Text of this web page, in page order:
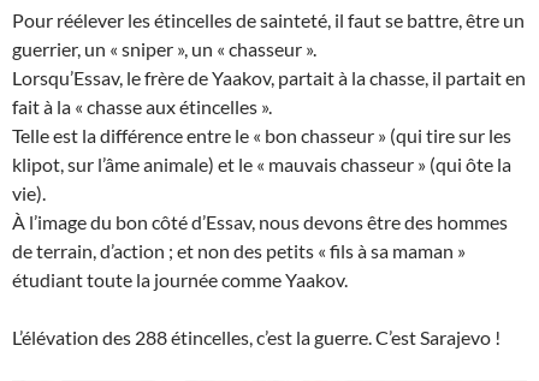
Pour réélever les étincelles de sainteté, il faut se battre, être un
guerrier, un « sniper », un « chasseur ».
Lorsqu’Essav, le frère de Yaakov, partait à la chasse, il partait en
fait à la « chasse aux étincelles ».
Telle est la différence entre le « bon chasseur » (qui tire sur les
klipot, sur l’âme animale) et le « mauvais chasseur » (qui ôte la
vie).
À l’image du bon côté d’Essav, nous devons être des hommes
de terrain, d’action ; et non des petits « fils à sa maman »
étudiant toute la journée comme Yaakov.
L’élévation des 288 étincelles, c’est la guerre. C’est Sarajevo !